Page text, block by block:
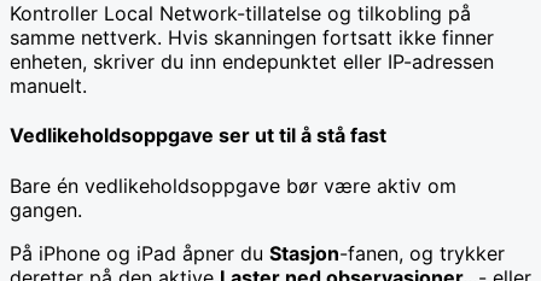
Kontroller Local Network-tillatelse og tilkobling på
samme nettverk. Hvis skanningen fortsatt ikke finner
enheten, skriver du inn endepunktet eller IP-adressen
manuelt.
Vedlikeholdsoppgave ser ut til å stå fast
Bare én vedlikeholdsoppgave bør være aktiv om
gangen.
På iPhone og iPad åpner du Stasjon-fanen, og trykker